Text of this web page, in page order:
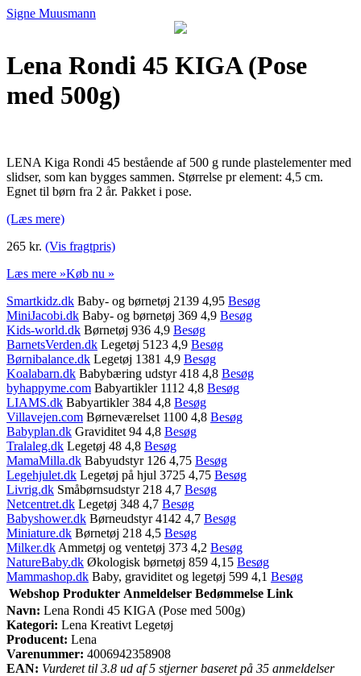
Signe Muusmann
Lena Rondi 45 KIGA (Pose
med 500g)
LENA Kiga Rondi 45 bestående af 500 g runde plastelementer med
slidser, som kan bygges sammen. Størrelse pr element: 4,5 cm.
Egnet til børn fra 2 år. Pakket i pose.
(Læs mere)
265 kr. (Vis fragtpris)
Læs mere »Køb nu »
Smartkidz.dk Baby- og børnetøj 2139 4,95 Besøg
MiniJacobi.dk Baby- og børnetøj 369 4,9 Besøg
Kids-world.dk Børnetøj 936 4,9 Besøg
BarnetsVerden.dk Legetøj 5123 4,9 Besøg
Børnibalance.dk Legetøj 1381 4,9 Besøg
Koalabarn.dk Babybæring udstyr 418 4,8 Besøg
byhappyme.com Babyartikler 1112 4,8 Besøg
LIAMS.dk Babyartikler 384 4,8 Besøg
Villavejen.com Børneværelset 1100 4,8 Besøg
Babyplan.dk Graviditet 94 4,8 Besøg
Tralaleg.dk Legetøj 48 4,8 Besøg
MamaMilla.dk Babyudstyr 126 4,75 Besøg
Legehjulet.dk Legetøj på hjul 3725 4,75 Besøg
Livrig.dk Småbørnsudstyr 218 4,7 Besøg
Netcentret.dk Legetøj 348 4,7 Besøg
Babyshower.dk Børneudstyr 4142 4,7 Besøg
Miniature.dk Børnetøj 218 4,5 Besøg
Milker.dk Ammetøj og ventetøj 373 4,2 Besøg
NatureBaby.dk Økologisk børnetøj 859 4,15 Besøg
Mammashop.dk Baby, graviditet og legetøj 599 4,1 Besøg
Webshop Produkter Anmeldelser Bedømmelse Link
Navn: Lena Rondi 45 KIGA (Pose med 500g)
Kategori: Lena Kreativt Legetøj
Producent: Lena
Varenummer: 4006942358908
EAN: Vurderet til 3.8 ud af 5 stjerner baseret på 35 anmeldelser